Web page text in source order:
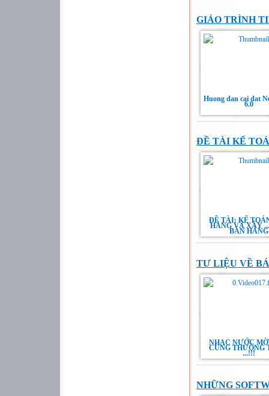
GIÁO TRÌNH
Huong dan cai dat
6.0
ĐỀ TÀI KẾ
ĐỀ TÀI: KẾ
HÀNG VÀ XÂY
BÁN HÀNG
TƯ LIỆU VỀ
NHẠC NƯỚC
CÙNG THƯỎNG
...!!!
NHỮNG